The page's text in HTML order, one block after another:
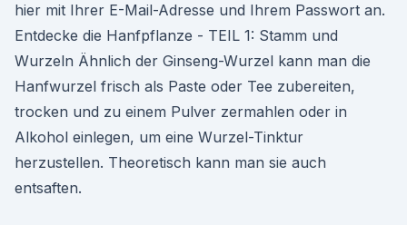
hier mit Ihrer E-Mail-Adresse und Ihrem Passwort an.
Entdecke die Hanfpflanze - TEIL 1: Stamm und
Wurzeln Ähnlich der Ginseng-Wurzel kann man die
Hanfwurzel frisch als Paste oder Tee zubereiten,
trocken und zu einem Pulver zermahlen oder in
Alkohol einlegen, um eine Wurzel-Tinktur
herzustellen. Theoretisch kann man sie auch
entsaften.